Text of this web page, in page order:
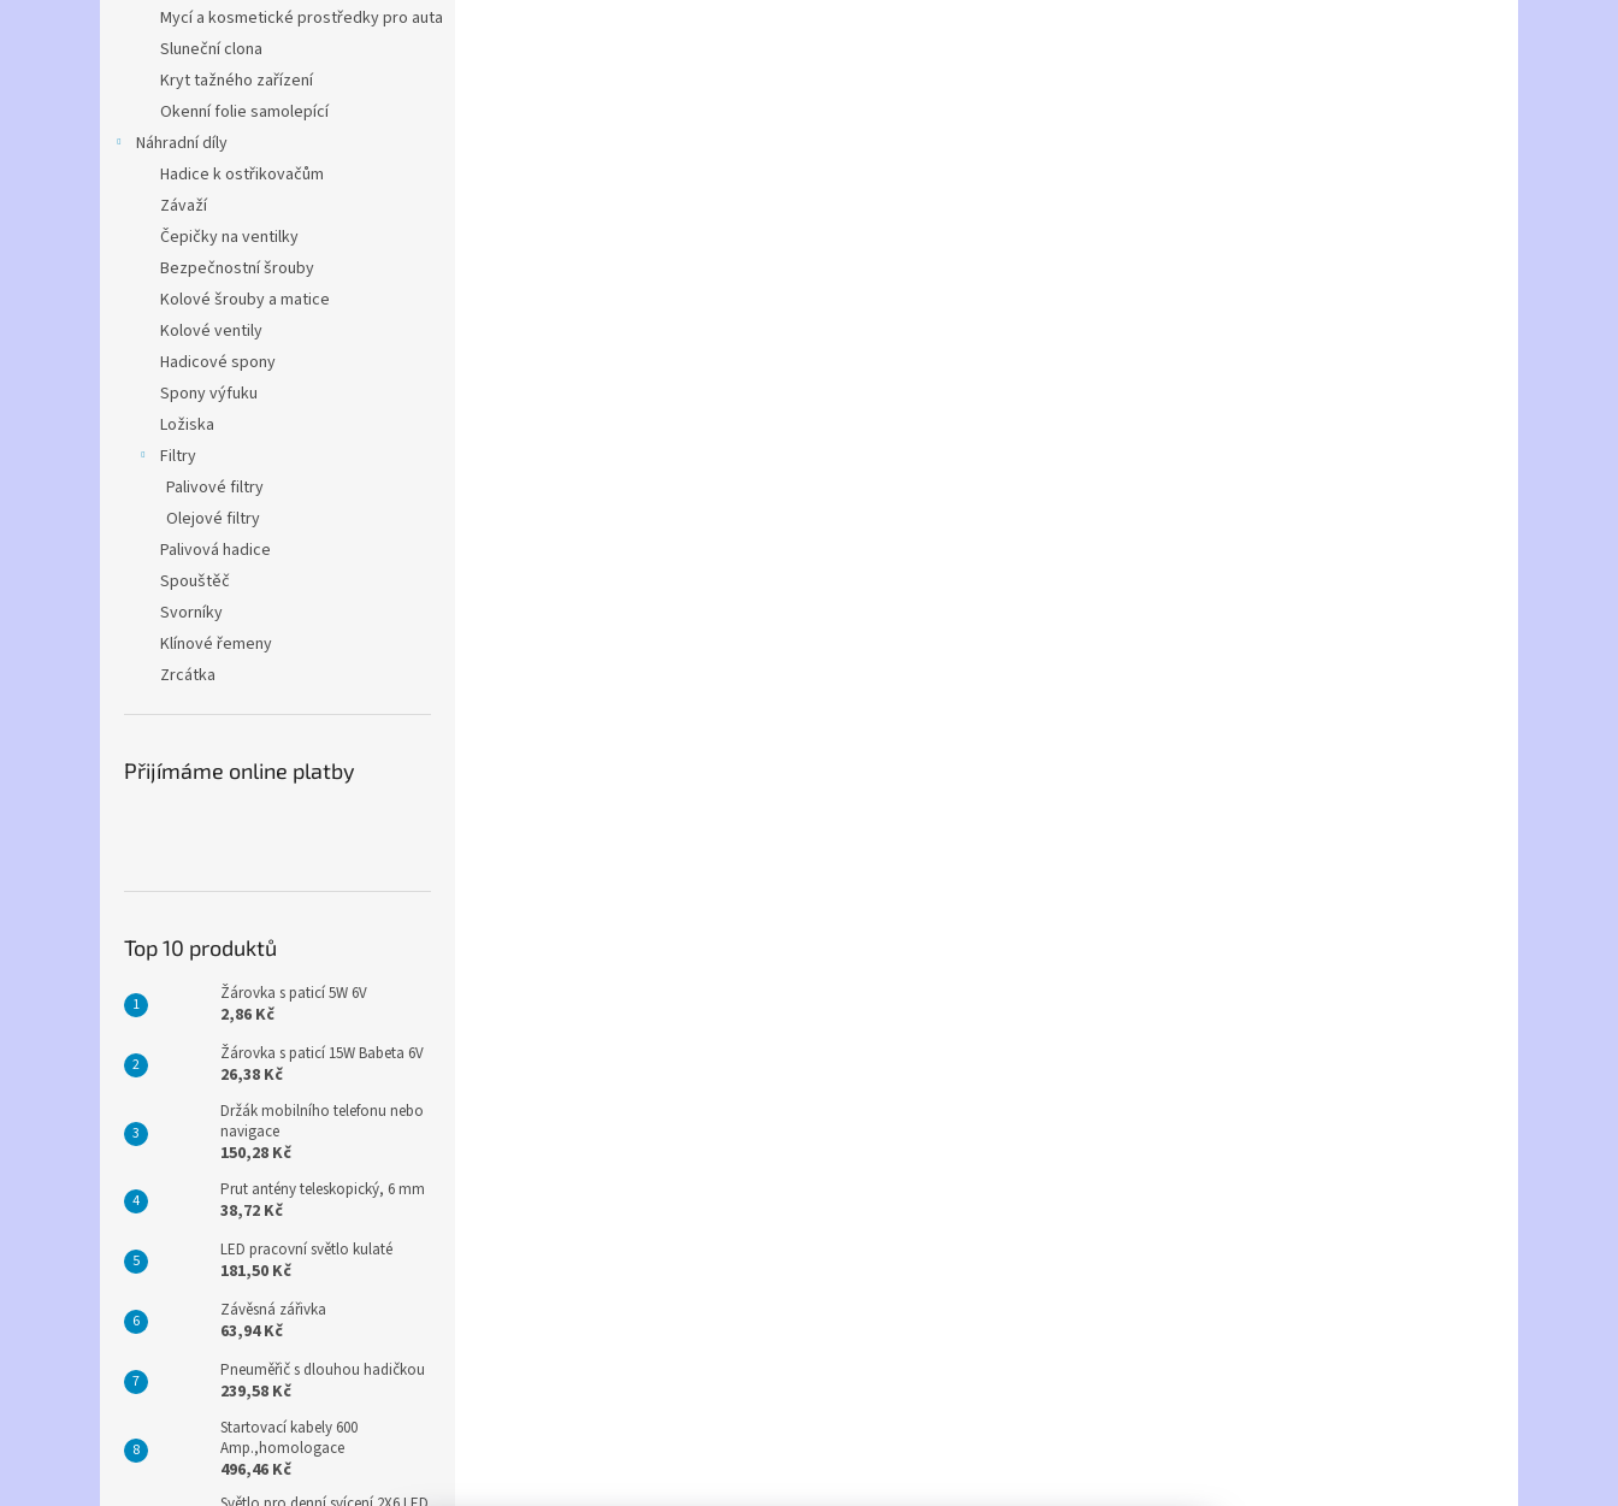
Mycí a kosmetické prostředky pro auta
Sluneční clona
Kryt tažného zařízení
Okenní folie samolepící
Náhradní díly
Hadice k ostřikovačům
Závaží
Čepičky na ventilky
Bezpečnostní šrouby
Kolové šrouby a matice
Kolové ventily
Hadicové spony
Spony výfuku
Ložiska
Filtry
Palivové filtry
Olejové filtry
Palivová hadice
Spouštěč
Svorníky
Klínové řemeny
Zrcátka
Přijímáme online platby
Top 10 produktů
Žárovka s paticí 5W 6V
2,86 Kč
Žárovka s paticí 15W Babeta 6V
26,38 Kč
Držák mobilního telefonu nebo
navigace
150,28 Kč
Prut antény teleskopický, 6 mm
38,72 Kč
LED pracovní světlo kulaté
181,50 Kč
Závěsná zářivka
63,94 Kč
Pneuměřič s dlouhou hadičkou
239,58 Kč
Startovací kabely 600
Amp.,homologace
496,46 Kč